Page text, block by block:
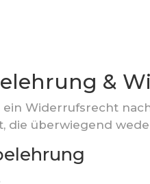
&
Widerrufsrecht
die überwiegend